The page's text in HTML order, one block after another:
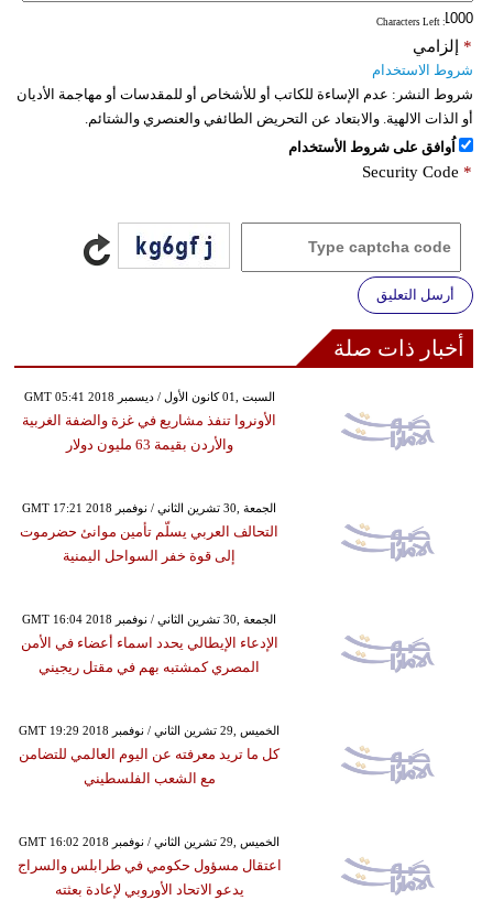
: Characters Left
إلزامي *
شروط الاستخدام
شروط النشر: عدم الإساءة للكاتب أو للأشخاص أو للمقدسات أو مهاجمة الأديان
أو الذات الالهية. والابتعاد عن التحريض الطائفي والعنصري والشتائم.
اُوافق على شروط الأستخدام
Security Code *
أرسل التعليق
أخبار ذات صلة
GMT 05:41 2018 السبت ,01 كانون الأول / ديسمبر
الأونروا تنفذ مشاريع في غزة والضفة الغربية
والأردن بقيمة 63 مليون دولار
GMT 17:21 2018 الجمعة ,30 تشرين الثاني / نوفمبر
التحالف العربي يسلّم تأمين موانئ حضرموت
إلى قوة خفر السواحل اليمنية
GMT 16:04 2018 الجمعة ,30 تشرين الثاني / نوفمبر
الإدعاء الإيطالي يحدد اسماء أعضاء في الأمن
المصري كمشتبه بهم في مقتل ريجيني
GMT 19:29 2018 الخميس ,29 تشرين الثاني / نوفمبر
كل ما تريد معرفته عن اليوم العالمي للتضامن
مع الشعب الفلسطيني
GMT 16:02 2018 الخميس ,29 تشرين الثاني / نوفمبر
اعتقال مسؤول حكومي في طرابلس والسراج
يدعو الاتحاد الأوروبي لإعادة بعثته